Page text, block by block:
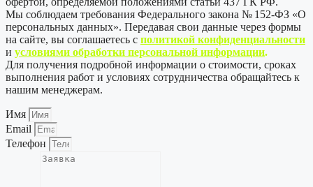
Мы соблюдаем требования Федерального закона № 152-ФЗ «О
персональных данных». Передавая свои данные через формы
на сайте, вы соглашаетесь с политикой конфиденциальности
и условиями обработки персональной информации.
Для получения подробной информации о стоимости, сроках
выполнения работ и условиях сотрудничества обращайтесь к
нашим менеджерам.
Имя
Email
Телефон